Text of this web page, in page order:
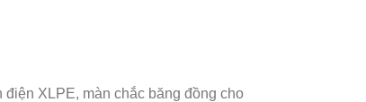
điện XLPE, màn chắc băng đồng cho